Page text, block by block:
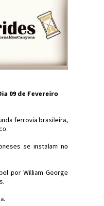
09 de Fevereiro
ferrovia brasileira,
se instalam no
por William George